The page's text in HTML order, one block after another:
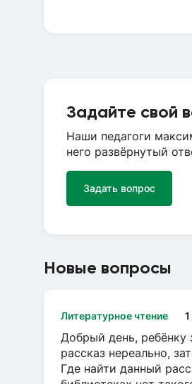
Задайте свой
Наши педагоги
него развёрнутый
Задать вопрос
Новые вопросы
Литературное чтение
Добрый день, ребёнку
рассказ нереально,
Где найти данный